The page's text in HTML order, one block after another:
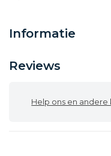
Informatie
Reviews
Help ons en andere